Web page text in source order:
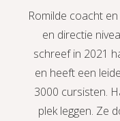
Romilde coacht
en directie
schreef in 2021
en heeft een
3000 cursisten.
plek leggen. Ze